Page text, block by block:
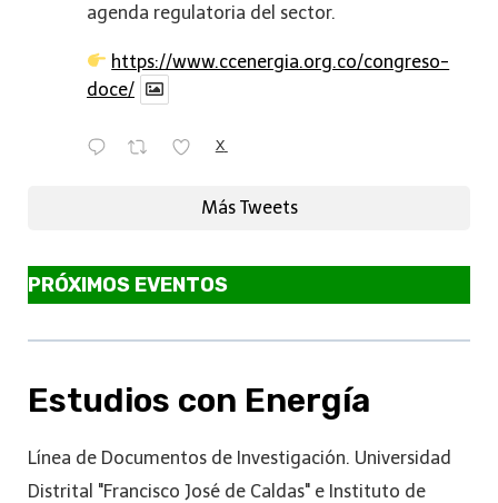
agenda regulatoria del sector.
https://www.ccenergia.org.co/congreso-
doce/
X
Más Tweets
PRÓXIMOS EVENTOS
Estudios con Energía
Línea de Documentos de Investigación. Universidad
Distrital "Francisco José de Caldas" e Instituto de